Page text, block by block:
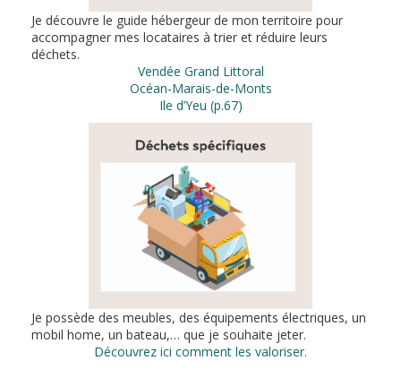
Je découvre le guide hébergeur de mon territoire pour
accompagner mes locataires à trier et réduire leurs
déchets.
Vendée Grand Littoral
Océan-Marais-de-Monts
Ile d’Yeu (p.67)
Je possède des meubles, des équipements électriques, un
mobil home, un bateau,… que je souhaite jeter.
Découvrez ici comment les valoriser.